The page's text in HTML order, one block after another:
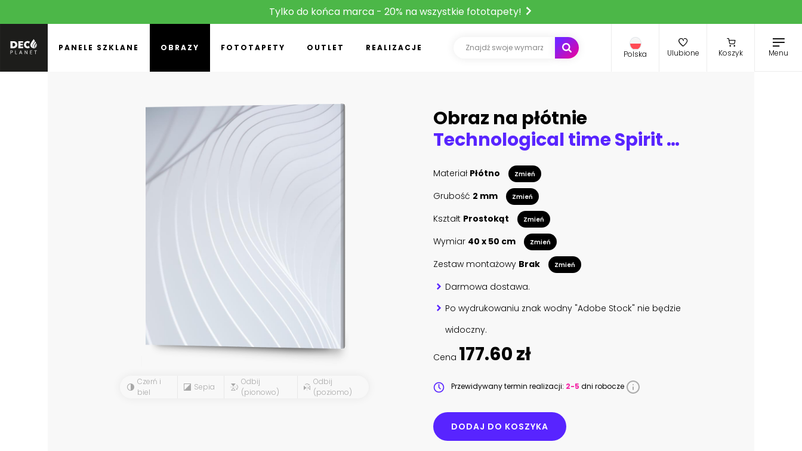
Tylko do końca marca - 20% na wszystkie fototapety!
PANELE SZKLANE OBRAZY FOTOTAPETY OUTLET REALIZACJE
Polska Ulubione Koszyk Menu
Czerń i
biel
Sepia
Odbij
(pionowo)
Odbij
(poziomo)
Obraz na płótnie
Technological time Spirit vector visualization in shape of human head made of dotted particles array flow in curve shapes, vector futuristic illustration.
Materiał Płótno Zmień
Grubość 2 mm Zmień
Kształt Prostokąt Zmień
Wymiar 40 x 50 cm Zmień
Zestaw montażowy Brak Zmień
Darmowa dostawa.
Po wydrukowaniu znak wodny "Adobe Stock" nie będzie
widoczny.
Cena 177.60 zł
Przewidywany termin realizacji: 2-5 dni robocze
DODAJ DO KOSZYKA